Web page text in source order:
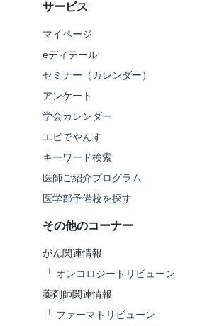
サービス
マイページ
eディテール
セミナー（カレンダー）
アンケート
学会カレンダー
エビでやんす
キーワード検索
医師ご紹介プログラム
医学部予備校を探す
その他のコーナー
がん関連情報
└ オンコロジートリビューン
薬剤師関連情報
└ ファーマトリビューン